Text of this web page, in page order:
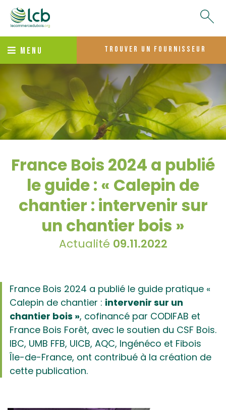
MENU trouver un fournisseur
France Bois 2024 a publié
le guide : « Calepin de
chantier : intervenir sur
un chantier bois »
Actualité 09.11.2022
France Bois 2024 a publié le guide pratique «
Calepin de chantier : intervenir sur un
chantier bois », cofinancé par CODIFAB et
France Bois Forêt, avec le soutien du CSF Bois.
IBC, UMB FFB, UICB, AQC, Ingénéco et Fibois
Île-de-France, ont contribué à la création de
cette publication.